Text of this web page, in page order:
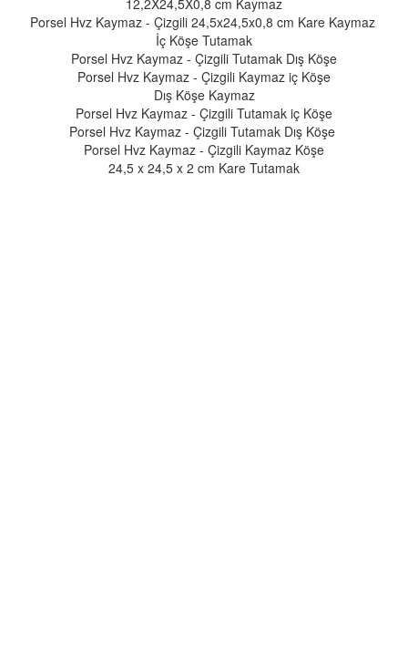
12,2X24,5X0,8 cm Kaymaz
Porsel Hvz Kaymaz - Çizgili 24,5x24,5x0,8 cm Kare Kaymaz
İç Köşe Tutamak
Porsel Hvz Kaymaz - Çizgili Tutamak Dış Köşe
Porsel Hvz Kaymaz - Çizgili Kaymaz iç Köşe
Dış Köşe Kaymaz
Porsel Hvz Kaymaz - Çizgili Tutamak iç Köşe
Porsel Hvz Kaymaz - Çizgili Tutamak Dış Köşe
Porsel Hvz Kaymaz - Çizgili Kaymaz Köşe
24,5 x 24,5 x 2 cm Kare Tutamak